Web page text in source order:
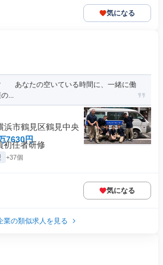
気になる
あなたの空いている時間に、一緒に働
...
浜市鶴見区鶴見中央
7630円
初任者研修
+37個
気になる
業の類似求人を見る